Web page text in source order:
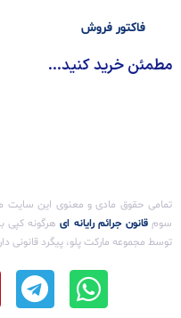
فاکتور فروش
مطمئن خرید کنید...
سوم ‌قانون جرائم رایانه ایهرگونه کپی
توسط مجموعه مارکت پلو، پیگرد قانونی